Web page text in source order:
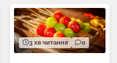
3 хв читання 0